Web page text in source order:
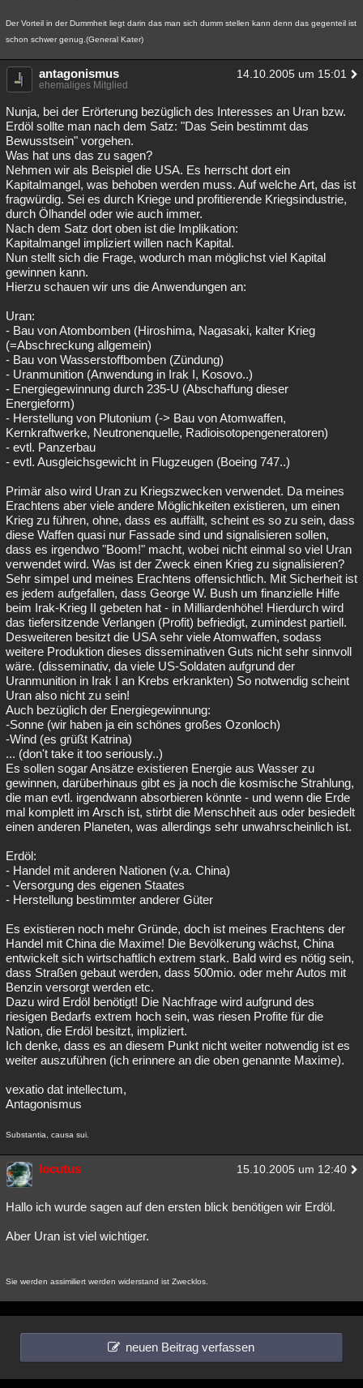
Der Vorteil in der Dummheit liegt darin das man sich dumm stellen kann denn das gegenteil ist
schon schwer genug.(General Kater)
antagonismus 14.10.2005 um 15:01
ehemaliges Mitglied
Nunja, bei der Erörterung bezüglich des Interesses an Uran bzw.
Erdöl sollte man nach dem Satz: "Das Sein bestimmt das
Bewusstsein" vorgehen.
Was hat uns das zu sagen?
Nehmen wir als Beispiel die USA. Es herrscht dort ein
Kapitalmangel, was behoben werden muss. Auf welche Art, das ist
fragwürdig. Sei es durch Kriege und profitierende Kriegsindustrie,
durch Ölhandel oder wie auch immer.
Nach dem Satz dort oben ist die Implikation:
Kapitalmangel impliziert willen nach Kapital.
Nun stellt sich die Frage, wodurch man möglichst viel Kapital
gewinnen kann.
Hierzu schauen wir uns die Anwendungen an:
Uran:
- Bau von Atombomben (Hiroshima, Nagasaki, kalter Krieg
(=Abschreckung allgemein)
- Bau von Wasserstoffbomben (Zündung)
- Uranmunition (Anwendung in Irak I, Kosovo..)
- Energiegewinnung durch 235-U (Abschaffung dieser
Energieform)
- Herstellung von Plutonium (-> Bau von Atomwaffen,
Kernkraftwerke, Neutronenquelle, Radioisotopengeneratoren)
- evtl. Panzerbau
- evtl. Ausgleichsgewicht in Flugzeugen (Boeing 747..)
Primär also wird Uran zu Kriegszwecken verwendet. Da meines
Erachtens aber viele andere Möglichkeiten existieren, um einen
Krieg zu führen, ohne, dass es auffällt, scheint es so zu sein, dass
diese Waffen quasi nur Fassade sind und signalisieren sollen,
dass es irgendwo "Boom!" macht, wobei nicht einmal so viel Uran
verwendet wird. Was ist der Zweck einen Krieg zu signalisieren?
Sehr simpel und meines Erachtens offensichtlich. Mit Sicherheit ist
es jedem aufgefallen, dass George W. Bush um finanzielle Hilfe
beim Irak-Krieg II gebeten hat - in Milliardenhöhe! Hierdurch wird
das tiefersitzende Verlangen (Profit) befriedigt, zumindest partiell.
Desweiteren besitzt die USA sehr viele Atomwaffen, sodass
weitere Produktion dieses disseminativen Guts nicht sehr sinnvoll
wäre. (disseminativ, da viele US-Soldaten aufgrund der
Uranmunition in Irak I an Krebs erkrankten) So notwendig scheint
Uran also nicht zu sein!
Auch bezüglich der Energiegewinnung:
-Sonne (wir haben ja ein schönes großes Ozonloch)
-Wind (es grüßt Katrina)
... (don't take it too seriously..)
Es sollen sogar Ansätze existieren Energie aus Wasser zu
gewinnen, darüberhinaus gibt es ja noch die kosmische Strahlung,
die man evtl. irgendwann absorbieren könnte - und wenn die Erde
mal komplett im Arsch ist, stirbt die Menschheit aus oder besiedelt
einen anderen Planeten, was allerdings sehr unwahrscheinlich ist.
Erdöl:
- Handel mit anderen Nationen (v.a. China)
- Versorgung des eigenen Staates
- Herstellung bestimmter anderer Güter
Es existieren noch mehr Gründe, doch ist meines Erachtens der
Handel mit China die Maxime! Die Bevölkerung wächst, China
entwickelt sich wirtschaftlich extrem stark. Bald wird es nötig sein,
dass Straßen gebaut werden, dass 500mio. oder mehr Autos mit
Benzin versorgt werden etc.
Dazu wird Erdöl benötigt! Die Nachfrage wird aufgrund des
riesigen Bedarfs extrem hoch sein, was riesen Profite für die
Nation, die Erdöl besitzt, impliziert.
Ich denke, dass es an diesem Punkt nicht weiter notwendig ist es
weiter auszuführen (ich erinnere an die oben genannte Maxime).
vexatio dat intellectum,
Antagonismus
Substantia, causa sui.
locutus 15.10.2005 um 12:40
Hallo ich wurde sagen auf den ersten blick benötigen wir Erdöl.
Aber Uran ist viel wichtiger.
Sie werden assimiliert werden widerstand ist Zwecklos.
neuen Beitrag verfassen